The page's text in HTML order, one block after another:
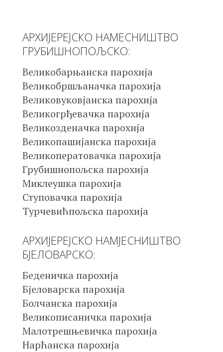
АРХИЈЕРЕЈСКО НАМЕСНИШТВО
ГРУБИШНОПОЉСКО:
Великобарњанска парохија
Великобршљаначка парохија
Великовуковјанска парохија
Великогрђевачка парохија
Великозденачка парохија
Великопашијанска парохија
Великоператовачка парохија
Грубишнопољска парохија
Миклеушка парохија
Ступовачка парохија
Турчевићпољска парохија
АРХИЈЕРЕЈСКО НАМЈЕСНИШТВО
БЈЕЛОВАРСКО:
Беденичка парохија
Бјеловарска парохија
Болчанска парохија
Великописаничка парохија
Малотрешњевичка парохија
Нарћанска парохија